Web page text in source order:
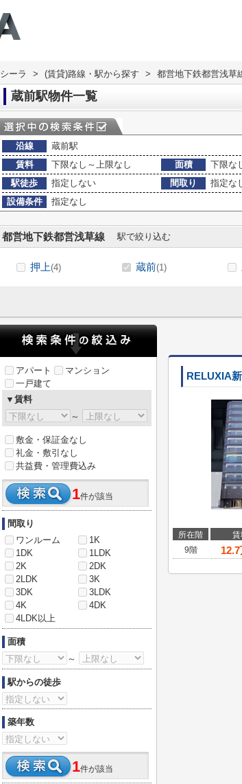
シーラ > (賃貸)路線・駅から探す > 都営地下鉄都営浅草
蔵前駅物件一覧
沿線
蔵前駅
賃料
下限なし～上限なし 面積 下限な
駅徒歩
指定しない 間取り
指定な
設備条件
指定なし
都営地下鉄都営浅草線 駅で絞り込む
押上(4) 蔵前(1)
RELUXIA
所在階
9階
12.7
アパート
マンション
一戸建て
▼賃料
～
敷金・保証金なし
礼金・敷引なし
共益費・管理費込み
1件が該当
間取り
ワンルーム
1K
1DK
1LDK
2K
2DK
2LDK
3K
3DK
3LDK
4K
4DK
4LDK以上
面積
～
駅からの徒歩
築年数
1件が該当